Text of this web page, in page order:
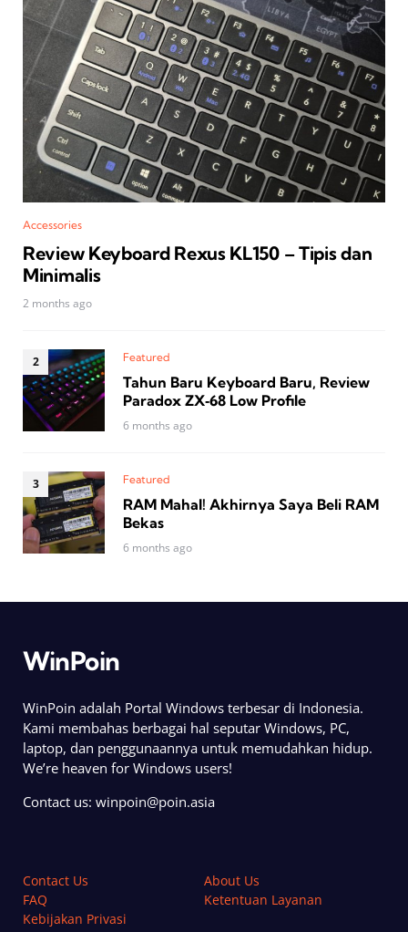
Accessories
Review Keyboard Rexus KL150 – Tipis dan
Minimalis
2 months ago
Featured
Tahun Baru Keyboard Baru, Review
Paradox ZX‑68 Low Profile
6 months ago
Featured
RAM Mahal! Akhirnya Saya Beli RAM
Bekas
6 months ago
WinPoin
WinPoin adalah Portal Windows terbesar di Indonesia.
Kami membahas berbagai hal seputar Windows, PC,
laptop, dan penggunaannya untuk memudahkan hidup.
We’re heaven for Windows users!
Contact us: winpoin@poin.asia
Contact Us
About Us
FAQ
Ketentuan Layanan
Kebijakan Privasi